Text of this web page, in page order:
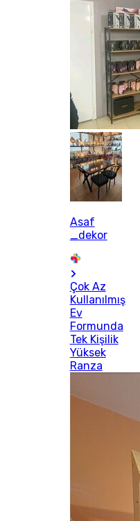
Asaf
_dekor
Çok Az
Kullanılmış
Ev
Formunda
Tek Kişilik
Yüksek
Ranza